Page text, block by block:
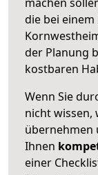
die bei
der Planung
kostbaren
Wenn Sie
nicht wissen,
übernehmen
Ihnen
einer